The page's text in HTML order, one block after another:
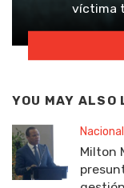
víctima
YOU MAY ALSO
Milton